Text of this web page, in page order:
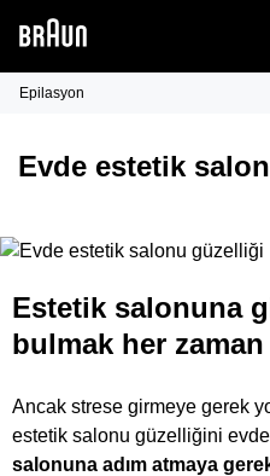
Epilasyon
Evde estetik
Estetik salonuna
bulmak her
Ancak strese girmeye gerek
estetik salonu güzelliğini
salonuna adım atmaya